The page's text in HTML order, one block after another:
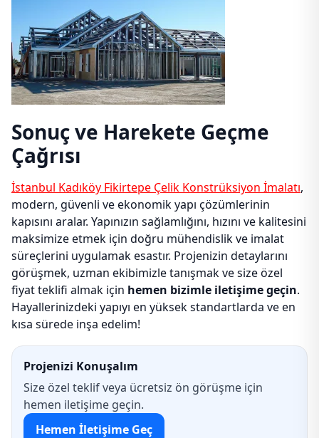
Sonuç ve Harekete Geçme
Çağrısı
İstanbul Kadıköy Fikirtepe Çelik Konstrüksiyon İmalatı,
modern, güvenli ve ekonomik yapı çözümlerinin
kapısını aralar. Yapınızın sağlamlığını, hızını ve kalitesini
maksimize etmek için doğru mühendislik ve imalat
süreçlerini uygulamak esastır. Projenizin detaylarını
görüşmek, uzman ekibimizle tanışmak ve size özel
fiyat teklifi almak için hemen bizimle iletişime geçin.
Hayallerinizdeki yapıyı en yüksek standartlarda ve en
kısa sürede inşa edelim!
Projenizi Konuşalım
Size özel teklif veya ücretsiz ön görüşme için
hemen iletişime geçin.
Hemen İletişime Geç